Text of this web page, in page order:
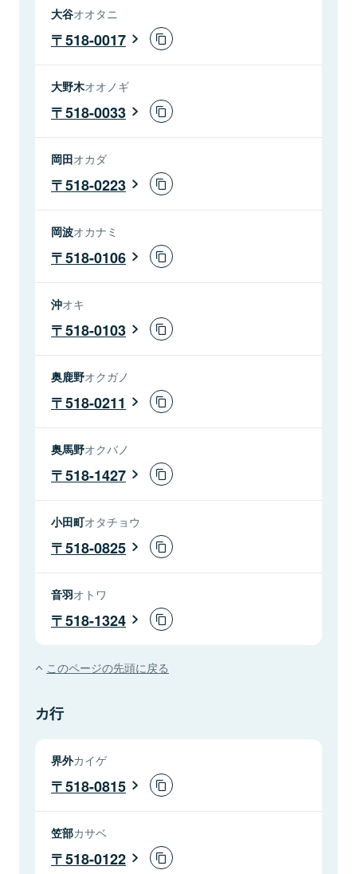
大谷オオタニ
518-0017
大野木オオノギ
518-0033
岡田オカダ
518-0223
岡波オカナミ
518-0106
沖オキ
518-0103
奥鹿野オクガノ
518-0211
奥馬野オクバノ
518-1427
小田町オタチョウ
518-0825
音羽オトワ
518-1324
このページの先頭に戻る
カ行
界外カイゲ
518-0815
笠部カサベ
518-0122